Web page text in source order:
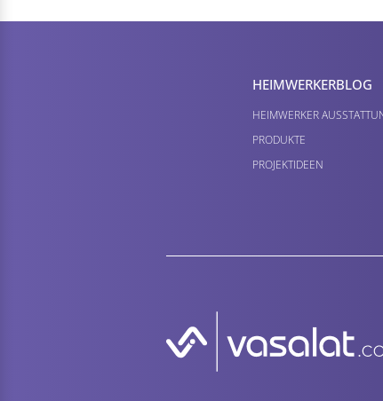
HEIMWERKER­BLOG
HEIMWERKER
PRODUKTE
PROJEKTIDEEN